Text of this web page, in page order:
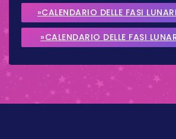
2026
»CALENDARIO DELLE FASI
2026
»CALENDARIO DELLE FASI